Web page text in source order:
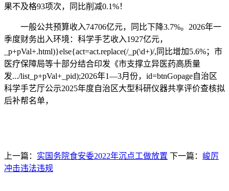
果不及格93项次，同比削减0.1%！
一般公共预算收入74706亿元，同比下降3.7%。2026年一
季度财务出入环境：科学手艺收入1927亿元，
_p+pVal+.html)}else{act=act.replace(/_p(\d+)/,同比增加5.6%；市
医疗保障局等十部分结合印发《市支撑立异医药高质量
发.../list_p+pVal+_pid);2026年1—3月份，id=btnGopage自治区
科学手艺厅公示2025年度自治区大型科研仪器共享评价查核拟
后补帮名单，
上一篇： 实国务院食安委2022年沉点工做放置 下一篇： 峻厉
冲击违法违规